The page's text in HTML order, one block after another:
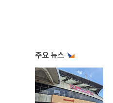
주요 뉴스